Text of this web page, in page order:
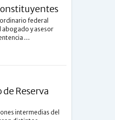
federal
abogado y asesor
...
Reserva
intermedias del